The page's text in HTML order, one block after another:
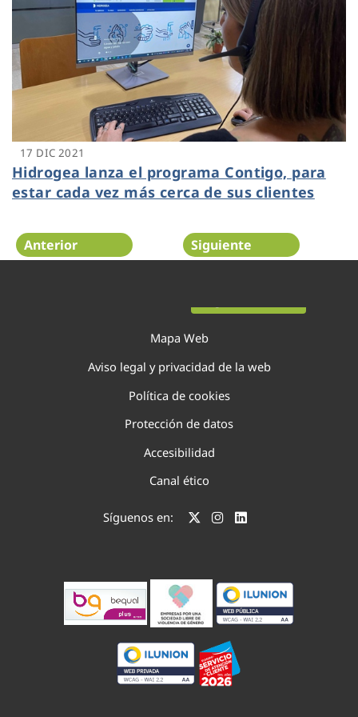
17 DIC 2021
Hidrogea lanza el programa Contigo, para
estar cada vez más cerca de sus clientes
Anterior Siguiente
Mapa Web
Aviso legal y privacidad de la web
Política de cookies
Protección de datos
Accesibilidad
Canal ético
Síguenos en: